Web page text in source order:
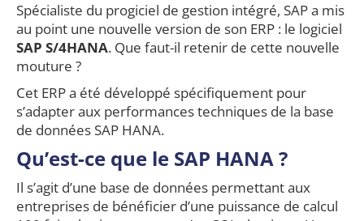
Spécialiste du progiciel de gestion intégré, SAP a mis
au point une nouvelle version de son ERP : le logiciel
SAP S/4HANA. Que faut-il retenir de cette nouvelle
mouture ?
Cet ERP a été développé spécifiquement pour
s’adapter aux performances techniques de la base
de données SAP HANA.
Qu’est-ce que le SAP HANA ?
Il s’agit d’une base de données permettant aux
entreprises de bénéficier d’une puissance de calcul